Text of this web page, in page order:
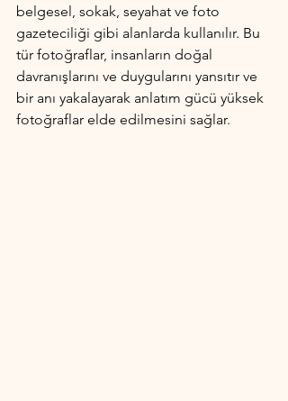
belgesel, sokak, seyahat ve foto
gazeteciliği gibi alanlarda kullanılır. Bu
tür fotoğraflar, insanların doğal
davranışlarını ve duygularını yansıtır ve
bir anı yakalayarak anlatım gücü yüksek
fotoğraflar elde edilmesini sağlar.